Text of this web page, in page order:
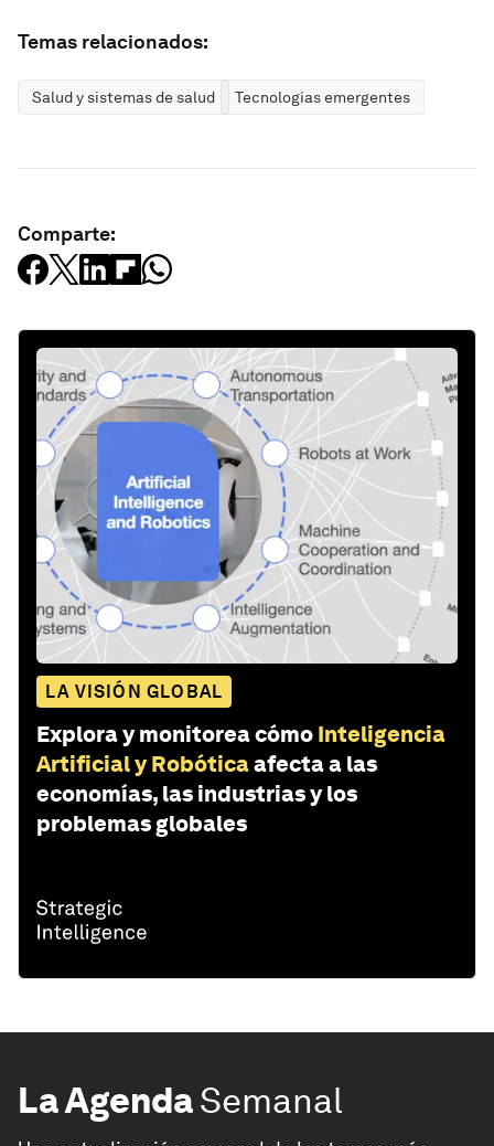
Temas relacionados:
Salud y sistemas de salud Tecnologías emergentes
Comparte:
LA VISIÓN GLOBAL
Explora y monitorea cómo Inteligencia
Artificial y Robóticaafecta a las
economías, las industrias y los
problemas globales
La AgendaSemanal